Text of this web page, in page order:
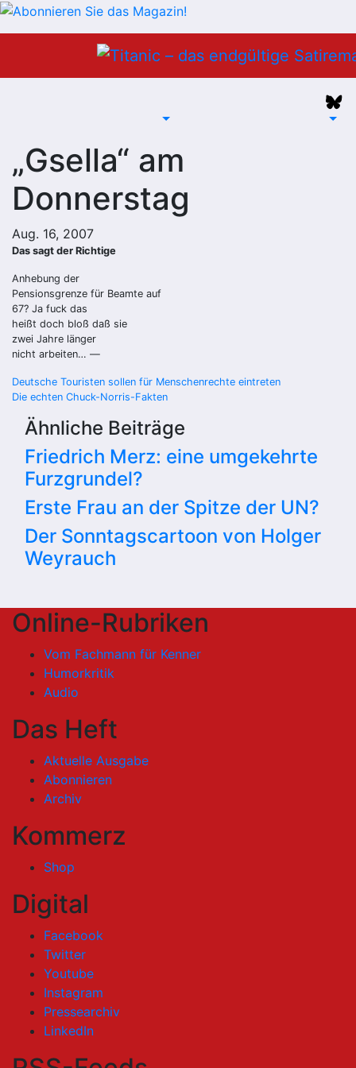
„Gsella“ am
Donnerstag
Aug. 16, 2007
Das sagt der Richtige
Anhebung der
Pensionsgrenze für Beamte auf
67? Ja fuck das
heißt doch bloß daß sie
zwei Jahre länger
nicht arbeiten… —
Beitragsnavigation
Deutsche Touristen sollen für Menschenrechte eintreten
Die echten Chuck-Norris-Fakten
Ähnliche Beiträge
Friedrich Merz: eine umgekehrte
Furzgrundel?
Erste Frau an der Spitze der UN?
Der Sonntagscartoon von Holger
Weyrauch
Online-Rubriken
Vom Fachmann für Kenner
Humorkritik
Audio
Das Heft
Aktuelle Ausgabe
Abonnieren
Archiv
Kommerz
Shop
Digital
Facebook
Twitter
Youtube
Instagram
Pressearchiv
LinkedIn